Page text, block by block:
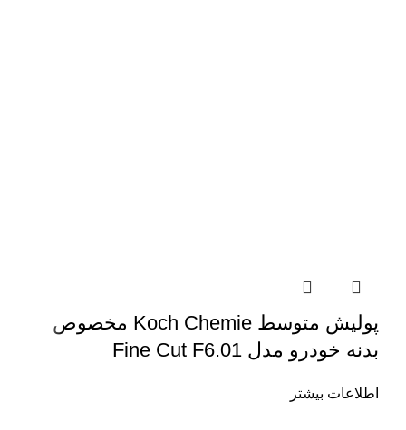
پولیش متوسط Koch Chemie مخصوص
بدنه خودرو مدل Fine Cut F6.01
اطلاعات بیشتر